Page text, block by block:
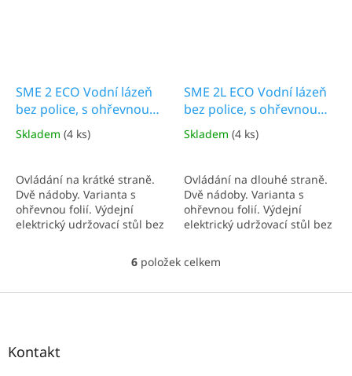
SME 2 ECO Vodní lázeň
bez police, s ohřevnou
folií
Skladem (4 ks)
Ovládání na krátké straně.
Dvě nádoby. Varianta s
ohřevnou folií. Výdejní
elektrický udržovací stůl bez
připraveného jídla v GN
SME 2L ECO Vodní lázeň
bez police, s ohřevnou
folií
Skladem (4 ks)
Ovládání na dlouhé straně.
Dvě nádoby. Varianta s
ohřevnou folií. Výdejní
elektrický udržovací stůl bez
připraveného jídla v GN
O
l
6 položek celkem
Z
Kontakt